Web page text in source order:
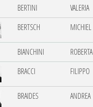
BERTINI VALERIA
BERTSCH
MICHIEL
BIANCHINI ROBERTA
BRACCI
FILIPPO
BRAIDES ANDREA